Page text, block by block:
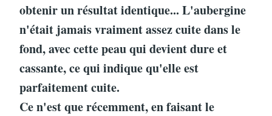
obtenir un résultat identique... L'aubergine
n'était jamais vraiment assez cuite dans le
fond, avec cette peau qui devient dure et
cassante, ce qui indique qu'elle est
parfaitement cuite.
Ce n'est que récemment, en faisant le